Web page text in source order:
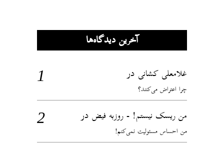
آخرین دیدگاه‌ها
غلامعلی کشانی در
چرا اعتراض می‌کنند؟
من ریسک نیستم! - روزبه فیض در
من احساس مسئولیت نمی‌کنم!